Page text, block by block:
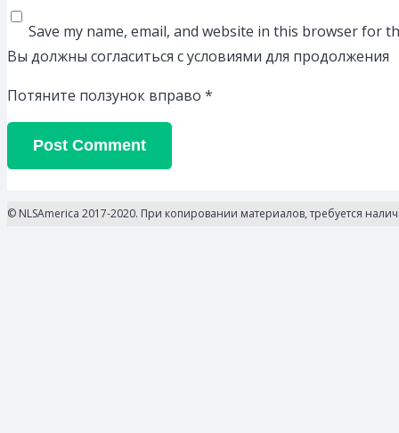
Save my name, email, and website in this browser for
Вы должны согласиться с условиями для продолжения
Потяните ползунок вправо *
Post Comment
© NLSAmerica 2017-2020. При копировании материалов, требуется